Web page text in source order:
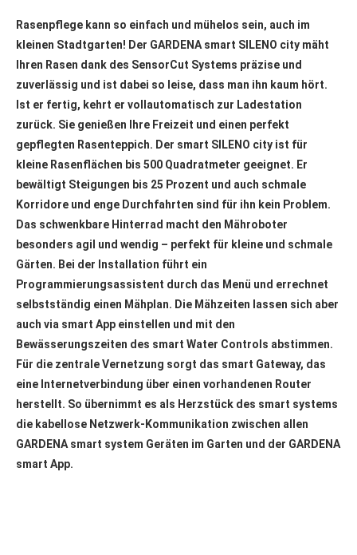
Rasenpflege kann so einfach und mühelos sein, auch im
kleinen Stadtgarten! Der GARDENA smart SILENO city mäht
Ihren Rasen dank des SensorCut Systems präzise und
zuverlässig und ist dabei so leise, dass man ihn kaum hört.
Ist er fertig, kehrt er vollautomatisch zur Ladestation
zurück. Sie genießen Ihre Freizeit und einen perfekt
gepflegten Rasenteppich. Der smart SILENO city ist für
kleine Rasenflächen bis 500 Quadratmeter geeignet. Er
bewältigt Steigungen bis 25 Prozent und auch schmale
Korridore und enge Durchfahrten sind für ihn kein Problem.
Das schwenkbare Hinterrad macht den Mähroboter
besonders agil und wendig – perfekt für kleine und schmale
Gärten. Bei der Installation führt ein
Programmierungsassistent durch das Menü und errechnet
selbstständig einen Mähplan. Die Mähzeiten lassen sich aber
auch via smart App einstellen und mit den
Bewässerungszeiten des smart Water Controls abstimmen.
Für die zentrale Vernetzung sorgt das smart Gateway, das
eine Internetverbindung über einen vorhandenen Router
herstellt. So übernimmt es als Herzstück des smart systems
die kabellose Netzwerk-Kommunikation zwischen allen
GARDENA smart system Geräten im Garten und der GARDENA
smart App.